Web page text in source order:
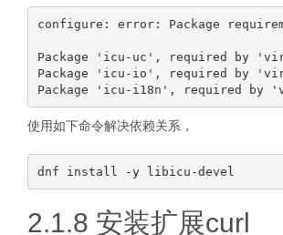
configure: error: Package
Package 'icu-uc', required by
Package 'icu-io', required by
使用如下命令解决依赖关系，
2.1.8 安装扩展curl